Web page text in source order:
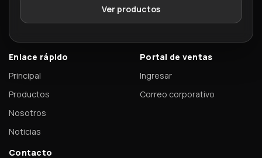
Ver productos
Enlace rápido
Principal
Productos
Nosotros
Noticias
Portal de ventas
Ingresar
Correo corporativo
Contacto